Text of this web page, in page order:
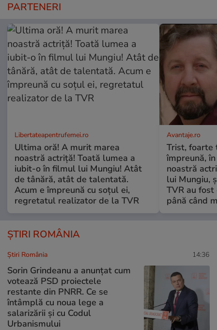
PARTENERI
Libertateapentrufemei.ro
Ultima oră! A murit marea
noastră actriță! Toată lumea a
iubit-o în filmul lui Mungiu! Atât
de tânără, atât de talentată.
Acum e împreună cu soțul ei,
regretatul realizator de la TVR
Avantaje.ro
Trist, foarte
împreună,
noastră
lui Mungiu,
TVR au
până când
ȘTIRI ROMÂNIA
Știri România 14:36
Sorin Grindeanu a anunțat cum
votează PSD proiectele
restante din PNRR. Ce se
întâmplă cu noua lege a
salarizării și cu Codul
Urbanismului